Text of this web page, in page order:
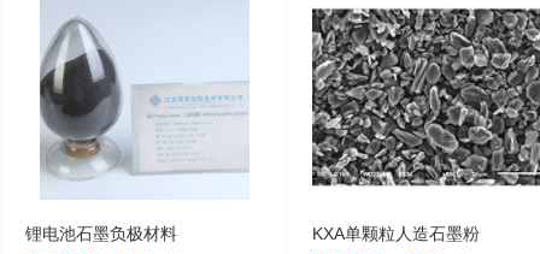
锂电池石墨负极材料 KXA单颗粒人造石墨粉